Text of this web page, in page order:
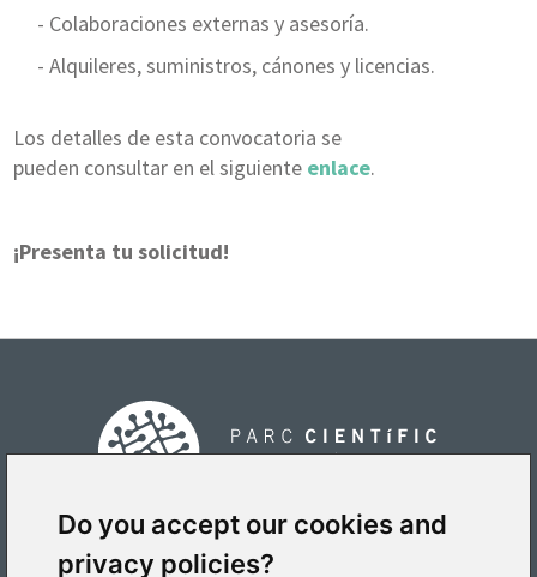
Do you accept our cookies and
privacy policies?
- Colaboraciones externas y asesoría.
- Alquileres, suministros, cánones y licencias.
Los detalles de esta convocatoria se
pueden consultar en el siguiente enlace.
¡Presenta tu solicitud!
PLACE